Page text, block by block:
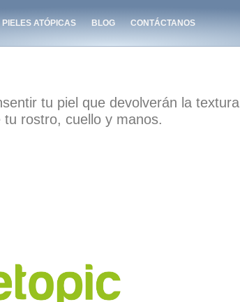
PIELES ATÓPICAS BLOG CONTÁCTANOS
tu piel que devolverán la textura
tu rostro, cuello y manos.